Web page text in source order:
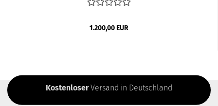
1.200,00 EUR
KostenloserVersand in Deutschland